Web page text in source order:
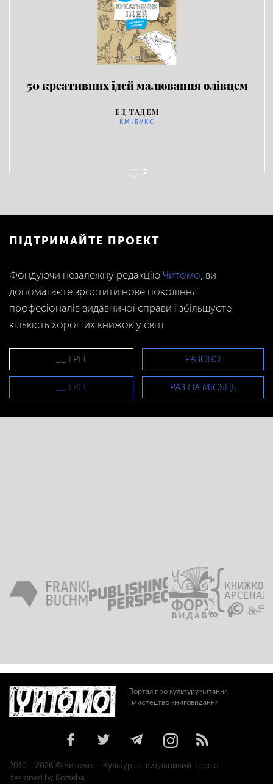
50 креативних ідей малювання олівцем
ЕД ТАДЕМ
КМ-БУКС
7
ПІДТРИМАЙТЕ ПРОЕКТ
Фондуючи незалежну редакцію Читомо, ви
допомагаєте зростити нове покоління
професіоналів видавничої справи і збільшуєте
кількість хороших книжок у світі.
РАЗОВО
РАЗ НА МІСЯЦЬ
Портал про культуру читання
і мистецтво книговидання
2010 – 2026 © Читомо — Культурно-видавничий проект
designed by Kotseba